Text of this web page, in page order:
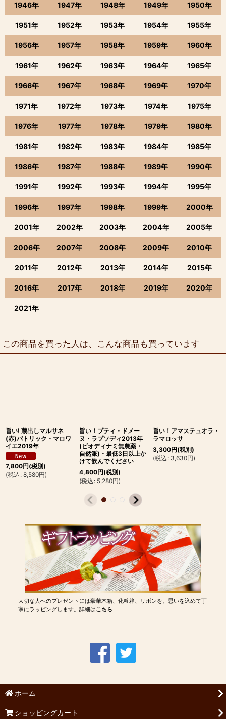
1946年 1947年 1948年 1949年 1950年
1951年 1952年 1953年 1954年 1955年
1956年 1957年 1958年 1959年 1960年
1961年 1962年 1963年 1964年 1965年
1966年 1967年 1968年 1969年 1970年
1971年 1972年 1973年 1974年 1975年
1976年 1977年 1978年 1979年 1980年
1981年 1982年 1983年 1984年 1985年
1986年 1987年 1988年 1989年 1990年
1991年 1992年 1993年 1994年 1995年
1996年 1997年 1998年 1999年 2000年
2001年 2002年 2003年 2004年 2005年
2006年 2007年 2008年 2009年 2010年
2011年 2012年 2013年 2014年 2015年
2016年 2017年 2018年 2019年 2020年
2021年
この商品を買った人は、こんな商品も買っています
旨い! 蔵出しマルサネ
(赤)パトリック・マロワ
イエ2019年
7,800円(税別)
(税込 : 8,580円)
旨い！プティ・ドメー
ヌ・ラプソディ2013年
(ビオディナミ無農薬・
自然派)・最低3日以上か
けて飲んでください
4,800円(税別)
(税込 : 5,280円)
旨い！アマステュオラ・
ラマロッサ
3,300円(税別)
(税込 : 3,630円)
大切な人へのプレゼントには豪華木箱、化粧箱、リボンを。思いを込めて丁
寧にラッピングします。詳細はこちら
ホーム
ショッピングカート